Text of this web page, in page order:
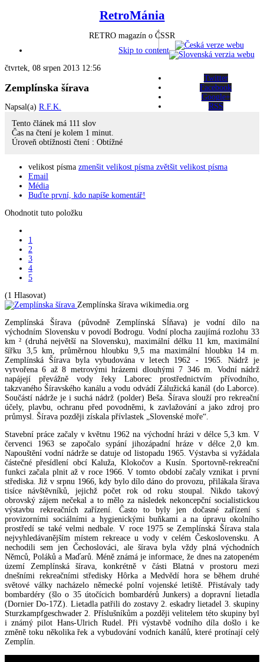
RetroMánia
RETRO magazín o ČSSR
Twitter
Facebook
Google+
RSS
Skip to content
čtvrtek, 08 srpen 2013 12:56
Zemplínska šírava
Napsal(a) R.F.K.
Tento článek má 111 slov
Čas na čtení je kolem 1 minut.
Úroveň obtížnosti čtení : Obtížné
velikost písma zmenšit velikost písma zvětšit velikost písma
Email
Média
Buďte první, kdo napíše komentář!
Ohodnotit tuto položku
1
2
3
4
5
(1 Hlasovat)
Zemplínska šírava wikimedia.org
Zemplínská Šírava (původně Zemplínská Sĺňava) je vodní dílo na
východním Slovensku v povodí Bodrogu. Vodní plocha zaujímá rozlohu 33
km ² (druhá největší na Slovensku), maximální délku 11 km, maximální
šířku 3,5 km, průměrnou hloubku 9,5 ma maximální hloubku 14 m.
Zemplínská Šírava byla vybudována v letech 1962 - 1965. Nádrž je
vytvořena 6 až 8 metrovými hrázemi dlouhými 7 346 m. Vodní nádrž
napájejí převážně vody řeky Laborec prostřednictvím přívodního,
takzvaného Šíravského kanálu a vodu odvádí Zálužická kanál (do Laborce).
Součástí nádrže je i suchá nádrž (polder) Beša. Šírava slouží pro rekreační
účely, plavbu, ochranu před povodněmi, k zavlažování a jako zdroj pro
průmysl. Šírava později získala přívlastek „Slovenské moře“.
Stavební práce začaly v květnu 1962 na východní hrázi v délce 5,3 km. V
červenci 1963 se započalo sypání jihozápadní hráze v délce 2,0 km.
Napouštění vodní nádrže se datuje od listopadu 1965. Výstavba si vyžádala
částečné přesídlení obcí Kaluža, Klokočov a Kusín. Sportovně-rekreační
funkci začala plnit až v roce 1966. V tomto období začaly vznikat i první
střediska. Již v srpnu 1966, kdy bylo dílo dáno do provozu, přilákala šírava
tisíce návštěvníků, jejichž počet rok od roku stoupal. Nikdo takový
obrovský zájem nečekal a to mělo za následek nekoncepční socialistickou
výstavbu rekreačních zařízení. Často to byly jen dočasné zařízení s
provizorními sociálními a hygienickými buňkami a na úpravu okolního
prostředí se také velmi nedbale. V roce 1975 se Zemplínská Šírava stala
nejvyhledávanějším místem rekreace u vody v celém Československu. A
nechodili sem jen Čechoslováci, ale šírava byla vždy plná východních
Němců, Poláků a Maďarů. Méně známá je informace, že dnes na zatopeném
území Zemplínská šírava, konkrétně v části Blatná v prostoru mezi
dnešními rekreačními středisky Hôrka a Medvědí hora se během druhé
světové války nacházelo německé polní vojenské letiště. Přistávaly tady
bombardéry (šlo o 35 útočícich bombardérů Junkers) a dopravní lietadla
(Dornier Do-17Z). Lietadla patřili do zostavy 2. eskadry lietadel 3. skupiny
Sturzkampfgeschwader 2. Příslušníkům a později velitelem této skupiny byl
i známý pilot Hans-Ulrich Rudel. Při výstavbě vodního díla došlo i ke
změně toku několika řek a vybudování vodních kanálů, které protínají celý
Zemplín.